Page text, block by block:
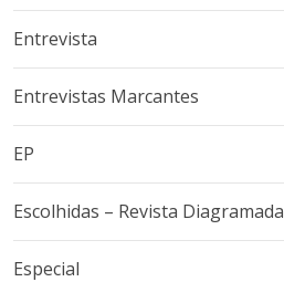
Entrevista
Entrevistas Marcantes
EP
Escolhidas – Revista Diagramada
Especial